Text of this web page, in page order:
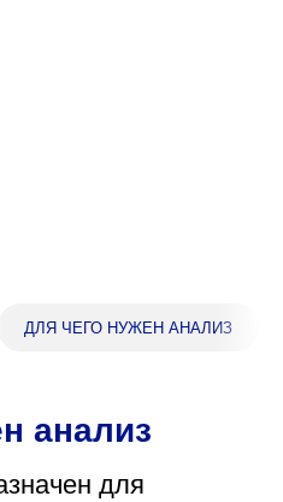
ДЛЯ ЧЕГО НУЖЕН АНАЛИЗ
анализ
для